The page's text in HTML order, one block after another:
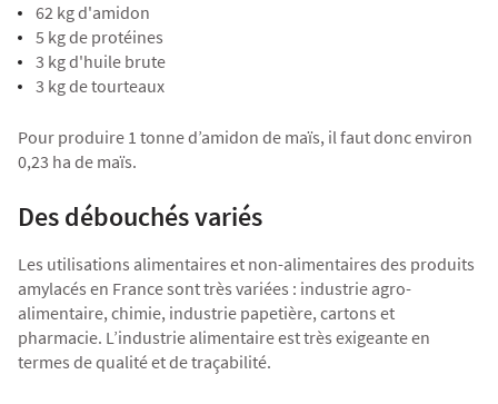
62 kg d'amidon
5 kg de protéines
3 kg d'huile brute
3 kg de tourteaux
Pour produire 1 tonne d’amidon de maïs, il faut donc environ
0,23 ha de maïs.
Des débouchés variés
Les utilisations alimentaires et non-alimentaires des produits
amylacés en France sont très variées : industrie agro-
alimentaire, chimie, industrie papetière, cartons et
pharmacie. L’industrie alimentaire est très exigeante en
termes de qualité et de traçabilité.